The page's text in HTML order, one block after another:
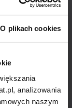
O plikach cookies
analizowania
naszym